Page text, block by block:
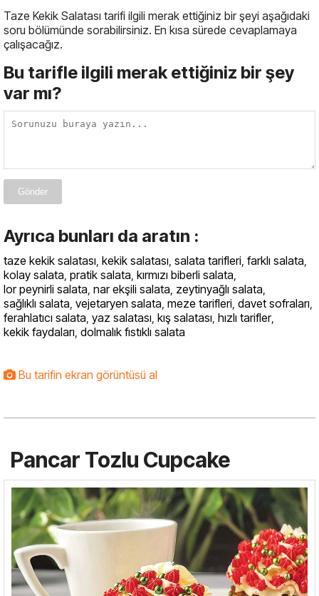
Taze Kekik Salatası tarifi ilgili merak ettiğiniz bir şeyi aşağıdaki
soru bölümünde sorabilirsiniz. En kısa sürede cevaplamaya
çalışacağız.
Bu tarifle ilgili merak ettiğiniz bir şey
var mı?
Gönder
Ayrıca bunları da aratın :
taze kekik salatası, kekik salatası, salata tarifleri, farklı salata,
kolay salata, pratik salata, kırmızı biberli salata,
lor peynirli salata, nar ekşili salata, zeytinyağlı salata,
sağlıklı salata, vejetaryen salata, meze tarifleri, davet sofraları,
ferahlatıcı salata, yaz salatası, kış salatası, hızlı tarifler,
kekik faydaları, dolmalık fıstıklı salata
Bu tarifin ekran görüntüsü al
Pancar Tozlu Cupcake